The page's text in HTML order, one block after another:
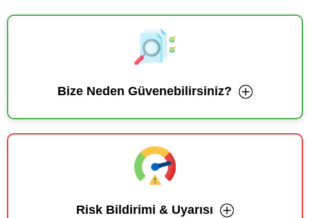
Bize Neden Güvenebilirsiniz?
Risk Bildirimi & Uyarısı